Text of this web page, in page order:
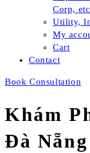
Corp,
Utility,
My
Cart
Contact
Book Consultation
Khám
Đà